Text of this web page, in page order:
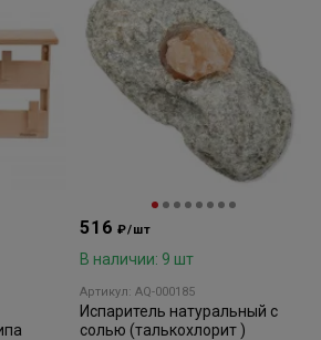
516₽/шт
В наличии: 9 шт
Артикул: AQ-000185
Испаритель натуральный с
солью (талькохлорит )